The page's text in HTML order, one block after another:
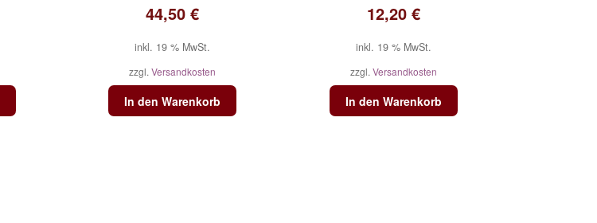
44,50€
inkl. 19 % MwSt.
zzgl.Versandkosten
In den Warenkorb
12,20 €
inkl. 19 % MwSt.
zzgl. Versandkosten
In den Warenkorb